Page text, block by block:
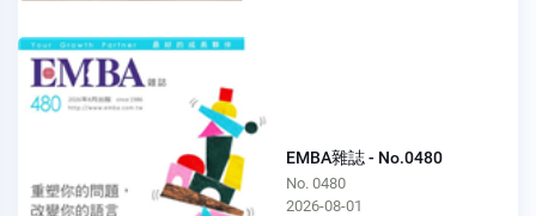
EMBA雜誌 - No.0480
No. 0480
2026-08-01